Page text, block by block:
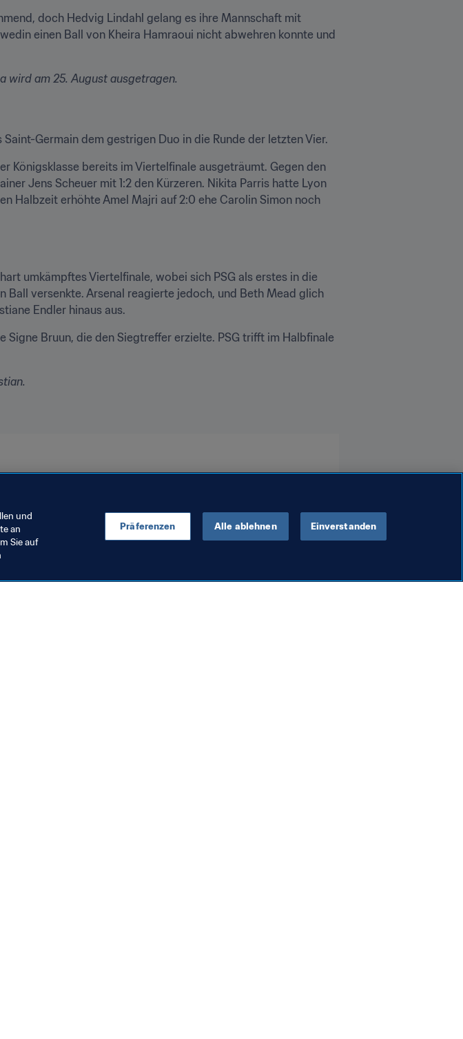
doch Hedvig Lindahl gelang es ihre Mannschaft mit
einen Ball von Kheira Hamraoui nicht abwehren konnte und
wird am 25. August ausgetragen.
Germain dem gestrigen Duo in die Runde der letzten Vier.
Königsklasse bereits im Viertelfinale ausgeträumt. Gegen den
Jens Scheuer mit 1:2 den Kürzeren. Nikita Parris hatte Lyon
Halbzeit erhöhte Amel Majri auf 2:0 ehe Carolin Simon noch
umkämpftes Viertelfinale, wobei sich PSG als erstes in die
versenkte. Arsenal reagierte jedoch, und Beth Mead glich
Endler hinaus aus.
Bruun, die den Siegtreffer erzielte. PSG trifft im Halbfinale
und
an
Sie auf
Präferenzen Alle ablehnen Einverstanden